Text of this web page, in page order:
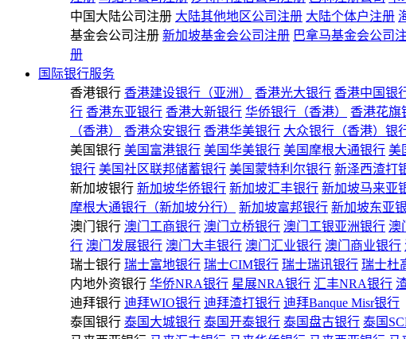
中国大陆公司注册 大陆其他地区公司注册 大陆个体户注册
基金会公司注册 新加坡基金会公司注册 巴拿马基金会公司
册
国际银行服务
香港银行 香港建设银行（亚洲） 香港光大银行 香港中国银
行 香港东亚银行 香港大新银行 华侨银行（香港） 香港花旗
（香港）
香港众安银行 香港华美银行 大众银行（香港）银
美国银行 美国富港银行 美国华美银行 美国摩根大通银行 美
银行 美国社区联邦储蓄银行 美国蒙特利尔银行 新泽西渣打
新加坡银行 新加坡华侨银行 新加坡汇丰银行 新加坡马来亚
摩根大通银行（新加坡分行）
新加坡富邦银行 新加坡东亚
澳门银行 澳门工商银行 澳门立桥银行 澳门工银亚洲银行 澳
行 澳门发展银行 澳门大丰银行 澳门汇业银行 澳门商业银行
瑞士银行 瑞士富地银行 瑞士CIM银行 瑞士瑞讯银行 瑞士杜
内地外资银行 华侨NRA银行 星展NRA银行 汇丰NRA银行
迪拜银行 迪拜WIO银行 迪拜渣打银行 迪拜Banque Misr银行
泰国银行 泰国大城银行 泰国开泰银行 泰国盘古银行 泰国